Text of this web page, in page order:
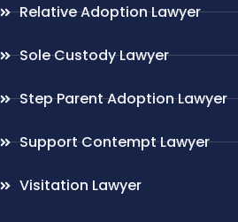
Relative Adoption Lawyer
Sole Custody Lawyer
Step Parent Adoption Lawyer
Support Contempt Lawyer
Visitation Lawyer